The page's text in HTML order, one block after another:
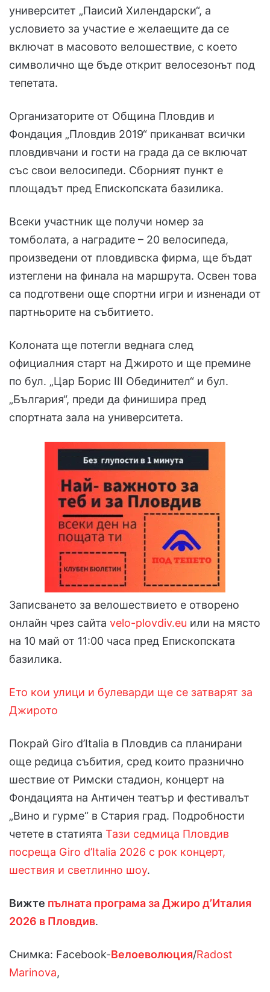
университет „Паисий Хилендарски“, а
условието за участие е желаещите да се
включат в масовото велошествие, с което
символично ще бъде открит велосезонът под
тепетата.
Организаторите от Община Пловдив и
Фондация „Пловдив 2019“ приканват всички
пловдивчани и гости на града да се включат
със свои велосипеди. Сборният пункт е
площадът пред Епископската базилика.
Всеки участник ще получи номер за
томболата, а наградите – 20 велосипеда,
произведени от пловдивска фирма, ще бъдат
изтеглени на финала на маршрута. Освен това
са подготвени още спортни игри и изненади от
партньорите на събитието.
Колоната ще потегли веднага след
официалния старт на Джирото и ще премине
по бул. „Цар Борис III Обединител“ и бул.
„България“, преди да финишира пред
спортната зала на университета.
Записването за велошествието е отворено
онлайн чрез сайта velo-plovdiv.eu или на място
на 10 май от 11:00 часа пред Епископската
базилика.
Ето кои улици и булеварди ще се затварят за
Джирото
Покрай Giro d’Italia в Пловдив са планирани
още редица събития, сред които празнично
шествие от Римски стадион, концерт на
Фондацията на Античен театър и фестивалът
„Вино и гурме“ в Стария град. Подробности
четете в статията Тази седмица Пловдив
посреща Giro d’Italia 2026 с рок концерт,
шествия и светлинно шоу.
Вижте пълната програма за Джиро д’Италия
2026 в Пловдив.
Снимка: Facebook-Велоеволюция/Radost
Marinova,